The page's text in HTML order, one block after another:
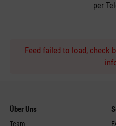
per
Feed failed to load, check
Über Uns
Team